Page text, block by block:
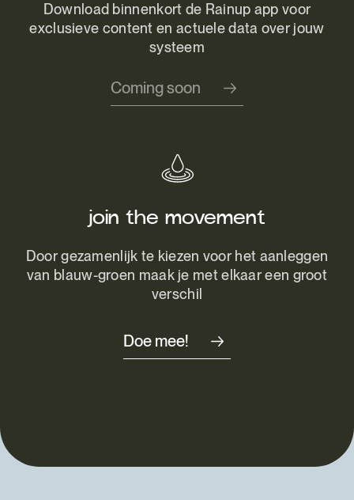
Download binnenkort de Rainup app voor
exclusieve content en actuele data over jouw
systeem
Coming soon
join the movement
Door gezamenlijk te kiezen voor het aanleggen
van blauw-groen maak je met elkaar een groot
verschil
Doe mee!